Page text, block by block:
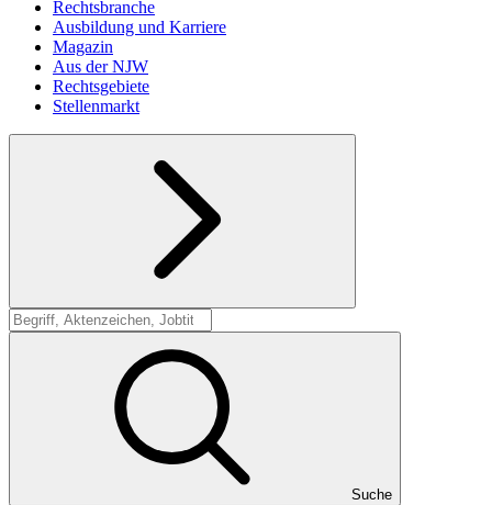
Rechtsbranche
Ausbildung und Karriere
Magazin
Aus der NJW
Rechtsgebiete
Stellenmarkt
Suche
Suche